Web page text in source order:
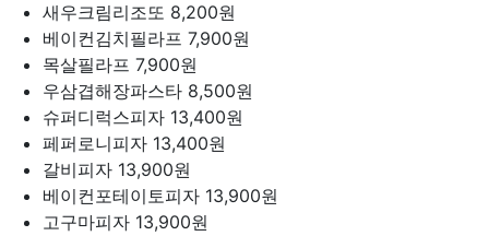
새우크림리조또 8,200원
베이컨김치필라프 7,900원
목살필라프 7,900원
우삼겹해장파스타 8,500원
슈퍼디럭스피자 13,400원
페퍼로니피자 13,400원
갈비피자 13,900원
베이컨포테이토피자 13,900원
고구마피자 13,900원